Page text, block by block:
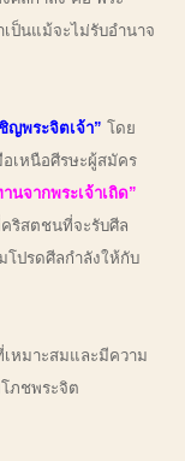
ป็นแม้จะไม่รับอำนาจ
ญพระจิตเจ้า” โดย
เหนือศีรษะผู้สมัคร
นจากพระเจ้าเถิด”
ริสตชนที่จะรับศีล
โปรดศีลกำลังให้กับ
หมาะสมและมีความ
ภชพระจิต